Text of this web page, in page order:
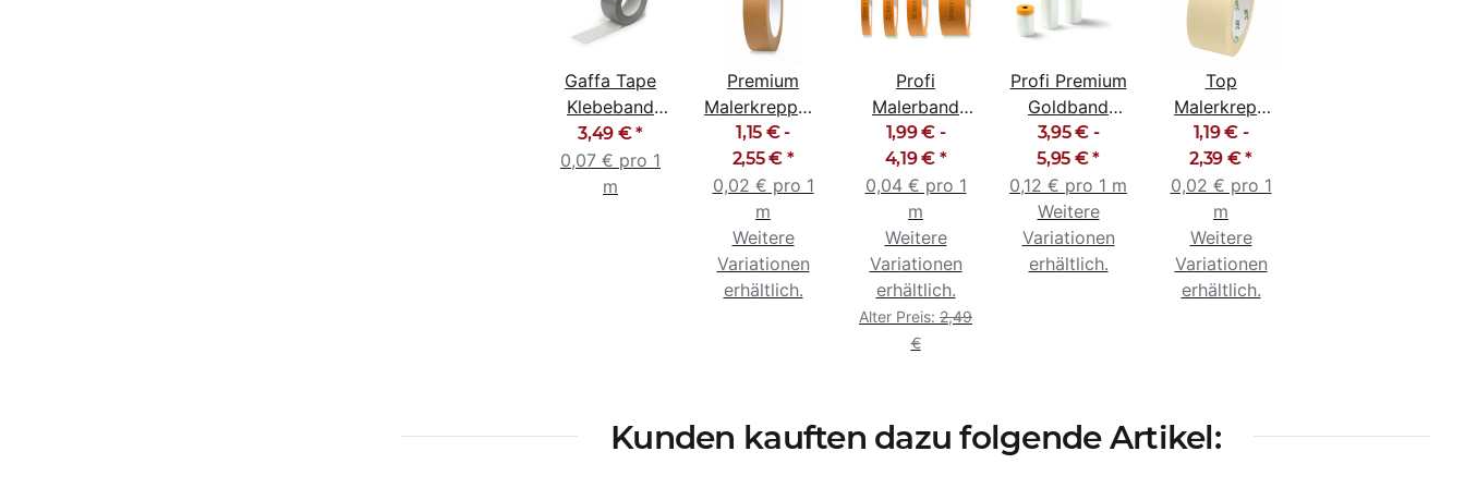
Gaffa Tape
Klebeband
Gewebeband
silber 48mm x
50m
3,49 €*
0,07 € pro 1
m
Premium
Malerkreppband
Malerband
Abklebeband
braun
1,15 € -
2,55 € *
0,02 € pro 1
m
Weitere
Variationen
erhältlich.
Profi
Malerband
Abklebeband
Goldband
19mm -
50mm
1,99 € -
4,19 € *
0,04 € pro 1
m
Weitere
Variationen
erhältlich.
Alter Preis: 2,49
€
Profi Premium
Goldband
Masker Tape
Fineline
Maskenband
3,95 € -
5,95 €*
0,12 € pro 1 m
Weitere
Variationen
erhältlich.
Top
Malerkrepp
Abklebeband
Kreppband
Malerband
50m
1,19 € -
2,39 €*
0,02 € pro 1
m
Weitere
Variationen
erhältlich.
Kunden kauften dazu folgende Artikel: